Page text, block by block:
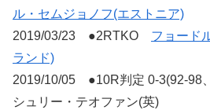
ル・セムジョノフ(エストニア)
2019/03/23 ●2RTKO フョード
ランド)
2019/10/05 ●10R判定 0-3(92-98
シュリー・テオファン(英)